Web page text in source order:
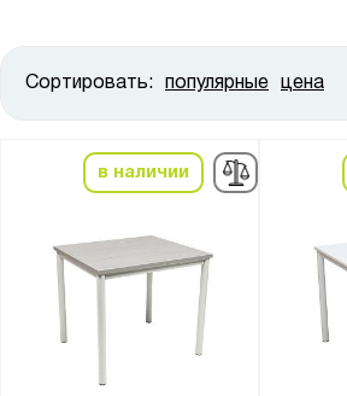
Сортировать: популярные цена
в наличии
от до
Ширина, мм:
до